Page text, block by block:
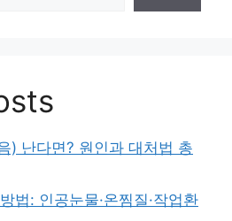
) 난다면? 원인과 대처법 총
법: 인공눈물·온찜질·작업환